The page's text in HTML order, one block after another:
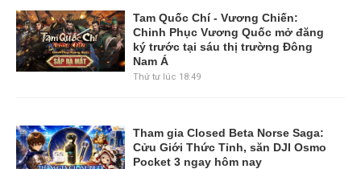
Tam Quốc Chí - Vương Chiến:
Chinh Phục Vương Quốc mở đăng
ký trước tại sáu thị trường Đông
Nam Á
Thứ tư lúc 18:49
Tham gia Closed Beta Norse Saga:
Cửu Giới Thức Tỉnh, săn DJI Osmo
Pocket 3 ngay hôm nay